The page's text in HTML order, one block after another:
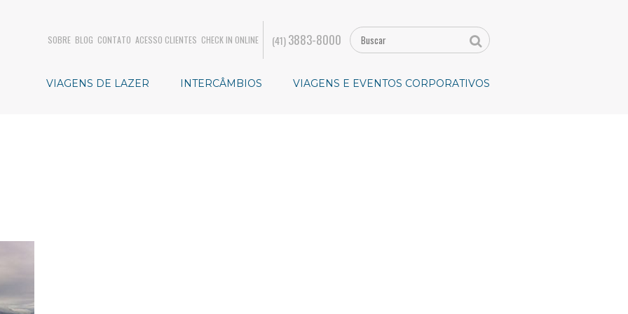
SOBRE BLOG CONTATO ACESSO CLIENTES CHECK IN ONLINE (41)3883-8000
VIAGENS DE LAZER INTERCÂMBIOS VIAGENS E EVENTOS CORPORATIVOS